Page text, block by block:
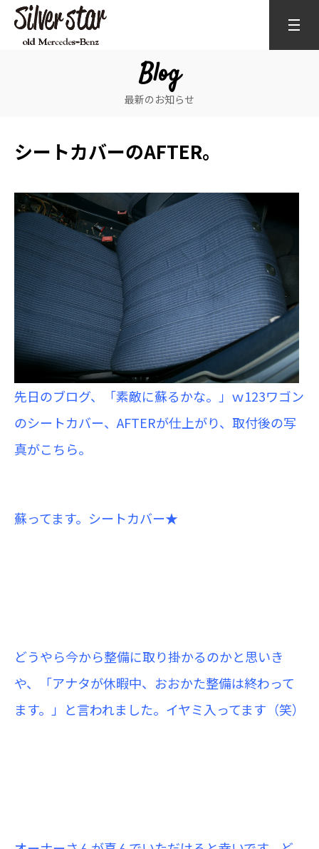
Blog
最新のお知らせ
シートカバーのAFTER。
先日のブログ、「素敵に蘇るかな。」ｗ123ワゴン
のシートカバー、AFTERが仕上がり、取付後の写
真がこちら。
蘇ってます。シートカバー★
どうやら今から整備に取り掛かるのかと思いき
や、「アナタが休暇中、おおかた整備は終わって
ます。」と言われました。 イヤミ入ってます（笑）